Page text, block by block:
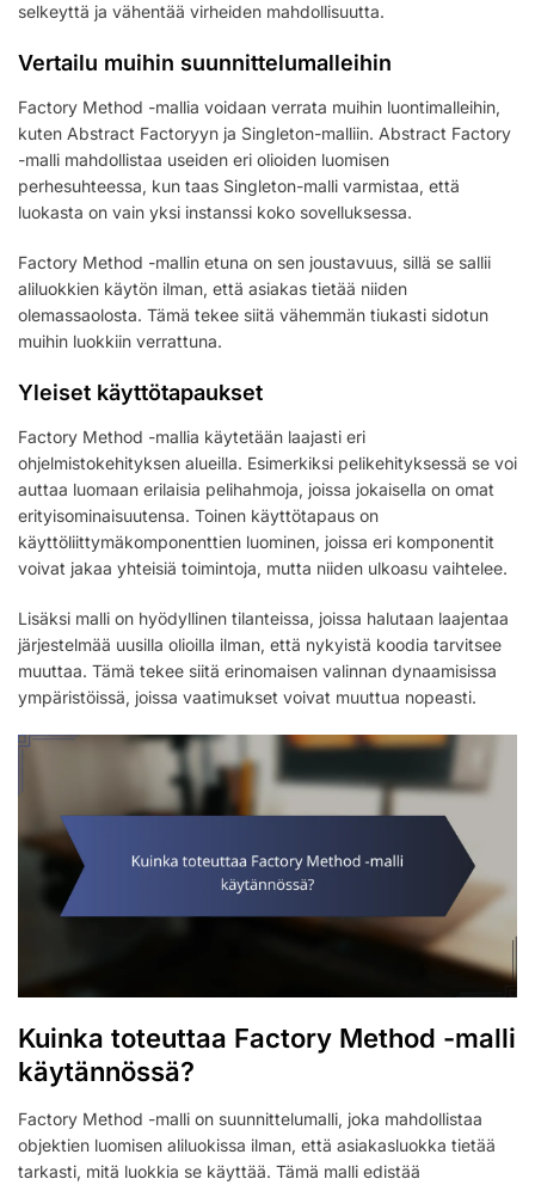
selkeyttä ja vähentää virheiden mahdollisuutta.
Vertailu muihin suunnittelumalleihin
Factory Method -mallia voidaan verrata muihin luontimalleihin,
kuten Abstract Factoryyn ja Singleton-malliin. Abstract Factory
-malli mahdollistaa useiden eri olioiden luomisen
perhesuhteessa, kun taas Singleton-malli varmistaa, että
luokasta on vain yksi instanssi koko sovelluksessa.
Factory Method -mallin etuna on sen joustavuus, sillä se sallii
aliluokkien käytön ilman, että asiakas tietää niiden
olemassaolosta. Tämä tekee siitä vähemmän tiukasti sidotun
muihin luokkiin verrattuna.
Yleiset käyttötapaukset
Factory Method -mallia käytetään laajasti eri
ohjelmistokehityksen alueilla. Esimerkiksi pelikehityksessä se voi
auttaa luomaan erilaisia pelihahmoja, joissa jokaisella on omat
erityisominaisuutensa. Toinen käyttötapaus on
käyttöliittymäkomponenttien luominen, joissa eri komponentit
voivat jakaa yhteisiä toimintoja, mutta niiden ulkoasu vaihtelee.
Lisäksi malli on hyödyllinen tilanteissa, joissa halutaan laajentaa
järjestelmää uusilla olioilla ilman, että nykyistä koodia tarvitsee
muuttaa. Tämä tekee siitä erinomaisen valinnan dynaamisissa
ympäristöissä, joissa vaatimukset voivat muuttua nopeasti.
Kuinka toteuttaa Factory Method -malli
käytännössä?
Factory Method -malli on suunnittelumalli, joka mahdollistaa
objektien luomisen aliluokissa ilman, että asiakasluokka tietää
tarkasti, mitä luokkia se käyttää. Tämä malli edistää